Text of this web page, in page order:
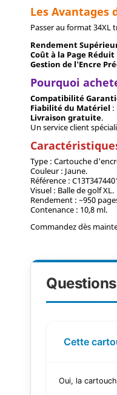
Les Avantages
Passer au format
Rendement
Coût à la Page Réduit
Gestion de l'Encre
Pourquoi
Compatibilité
Fiabilité du Matériel :
Livraison gratuite.
Un service client
Type : Cartouche
Couleur : Jaune.
Référence :
Visuel : Balle de golf XL.
Rendement : ~950
Contenance : 10,8 ml.
Commandez dès
Cette
Oui, la